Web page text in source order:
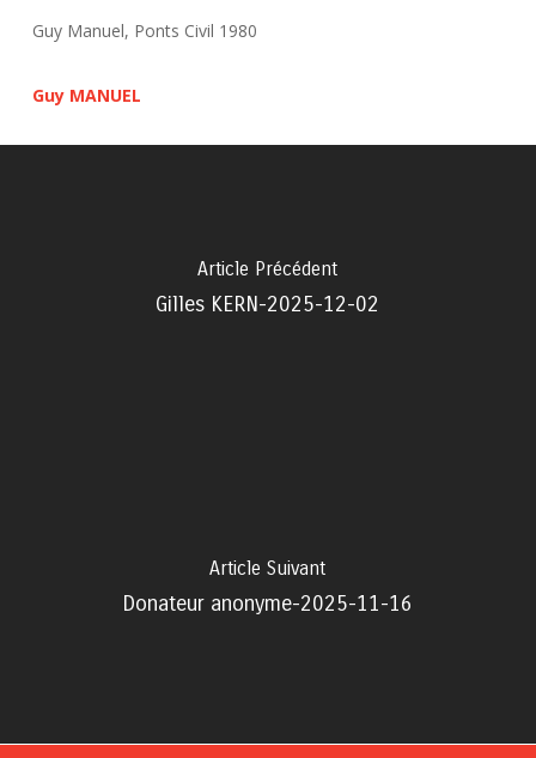
Guy Manuel, Ponts Civil 1980
Guy MANUEL
Article Précédent
Gilles KERN-2025-12-02
Article Suivant
Donateur anonyme-2025-11-16